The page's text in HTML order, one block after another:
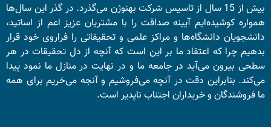
بیش از 15 سال از تاسیس شرکت بهنوژن می‌گذرد. در گذر این سال‌ها
همواره کوشیده‌ایم آیینه صداقت را با مشتریان عزیز اعم از اساتید،
دانشجویان دانشگاه‌ها و مراکز علمی و تحقیقاتی را فراروی خود قرار
بدهیم چرا که اعتقاد ما بر این است که آنچه از دل تحقیقات در هر
سطحی بیرون می‌آید در جامعه ما و در نهایت در منازل ما نمود پیدا
می‌کند. بنابراین دقت در آنچه می‌فروشیم و آنجه می‌خریم برای همه
ما فروشندگان و خریداران اجتناب ناپدیر است.